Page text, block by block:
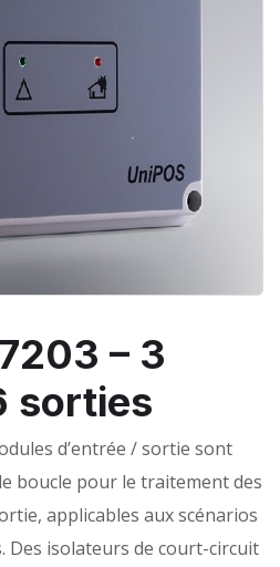
– 3
sorties
d’entrée / sortie sont
boucle pour le traitement des
applicables aux scénarios
Des isolateurs de court-circuit